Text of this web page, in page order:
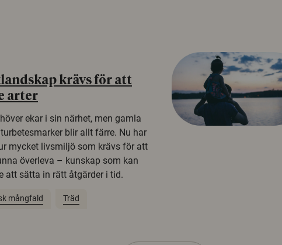
krävs för att
arter
ekar i sin närhet, men gamla
blir allt färre. Nu har
mycket livsmiljö som krävs för att
överleva – kunskap som kan
att sätta in rätt åtgärder i tid.
mångfald Träd